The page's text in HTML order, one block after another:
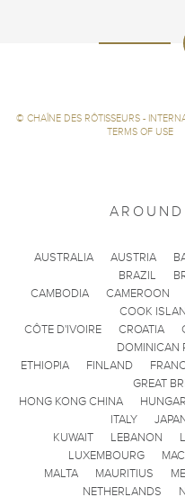
© CHAÎNE DES RÔTISSEURS -
TERMS OF USE
AUSTRALIA AUSTRIA
BRAZIL
CAMBODIA
CAMEROON
COOK
CÔTE D'IVOIRE
CROATIA
DOMINICAN
ETHIOPIA
FINLAND
GREAT
HONG KONG CHINA
ITALY
KUWAIT
LEBANON
LUXEMBOURG
MALTA
MAURITIUS
NETHERLANDS